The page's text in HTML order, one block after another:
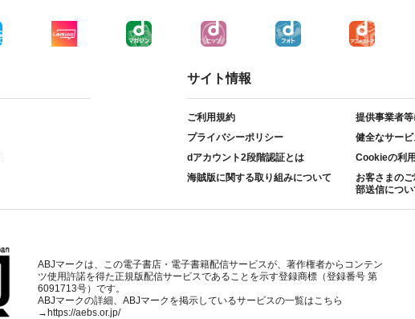
サイト情報
ご利用規約
提供事業者
プライバシーポリシー
健全なサー
dアカウント2段階認証とは
Cookieの利
海賊版に関する取り組みについて
お客さまの
部送信につい
ABJマークは、この電子書店・電子書籍配信サービスが、著作権者からコンテン
ツ使用許諾を得た正規版配信サービスであることを示す登録商標（登録番号 第
6091713号）です。
ABJマークの詳細、ABJマークを掲示しているサービスの一覧はこちら
→ https://aebs.or.jp/